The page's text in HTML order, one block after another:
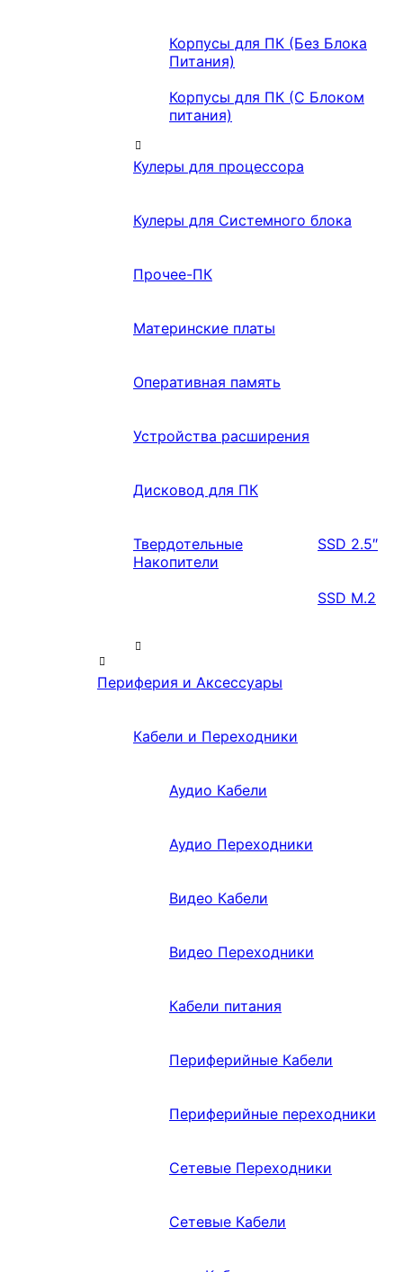
Корпусы для ПК (Без Блока
Питания)
Корпусы для ПК (С Блоком
питания)
Кулеры для процессора
Кулеры для Системного блока
Прочее-ПК
Материнские платы
Оперативная память
Устройства расширения
Дисковод для ПК
Твердотельные
Накопители
SSD 2.5″
SSD M.2
Периферия и Аксессуары
Кабели и Переходники
Аудио Кабели
Аудио Переходники
Видео Кабели
Видео Переходники
Кабели питания
Периферийные Кабели
Периферийные переходники
Сетевые Переходники
Сетевые Кабели